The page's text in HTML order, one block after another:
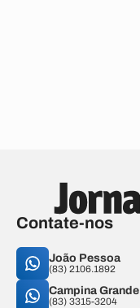
Contate-nos
João Pessoa
(83) 2106.1892
Campina Grande
(83) 3315-3204